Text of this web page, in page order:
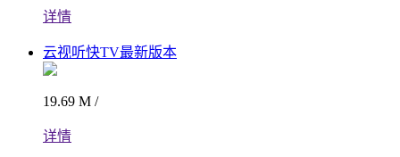
详情
云视听快TV最新版本
19.69 M /
详情